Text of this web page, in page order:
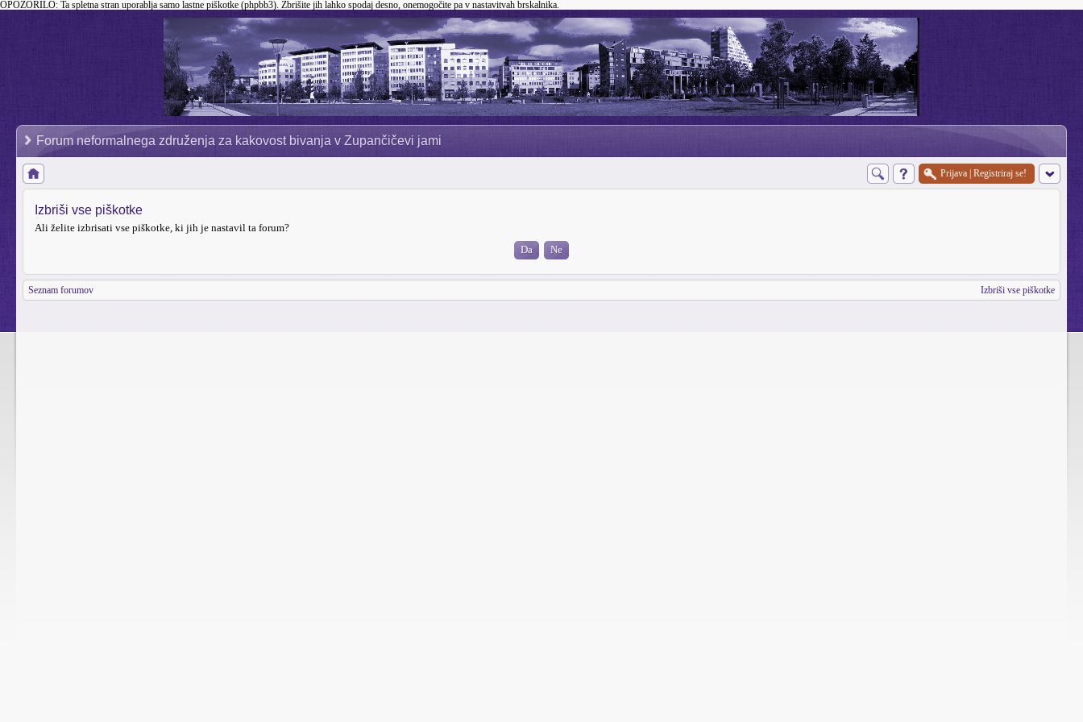
OPOZORILO: Ta spletna stran uporablja samo lastne piškotke (phpbb3). Zbrišite jih lahko spodaj desno, onemogočite pa v nastavitvah brskalnika.
Forum neformalnega združenja za kakovost bivanja v Zupančičevi jami
Prijava Registriraj se!
Izbriši vse piškotke
Ali želite izbrisati vse piškotke, ki jih je nastavil ta forum?
Seznam forumov Izbriši vse piškotke